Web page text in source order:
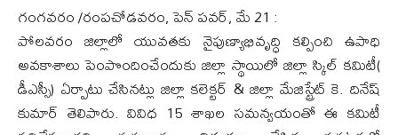
గంగవరం /రంపచోడవరం, పెన్ పవర్, మే 21 :
పోలవరం జిల్లాలో యువతకు నైపుణ్యాభివృద్ధి కల్పించి ఉపాధి
అవకాశాలు పెంపొందించేందుకు జిల్లా స్థాయిలో జిల్లా స్కిల్ కమిటీ(
డీఎస్సీ) ఏర్పాటు చేసినట్లు జిల్లా కలెక్టర్ & జిల్లా మేజిస్ట్రేట్ కె. దినేష్
కుమార్ తెలిపారు. వివిధ 15 శాఖల సమన్వయంతో ఈ కమిటీ